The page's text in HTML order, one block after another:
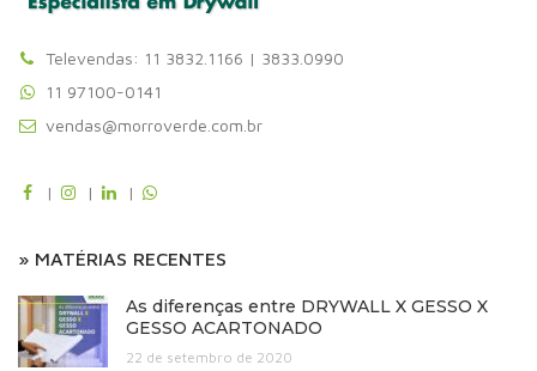
Televendas: 11 3832.1166 | 3833.0990
11 97100-0141
vendas@morroverde.com.br
| | |
» MATÉRIAS RECENTES
As diferenças entre DRYWALL X GESSO X
GESSO ACARTONADO
22 de setembro de 2020